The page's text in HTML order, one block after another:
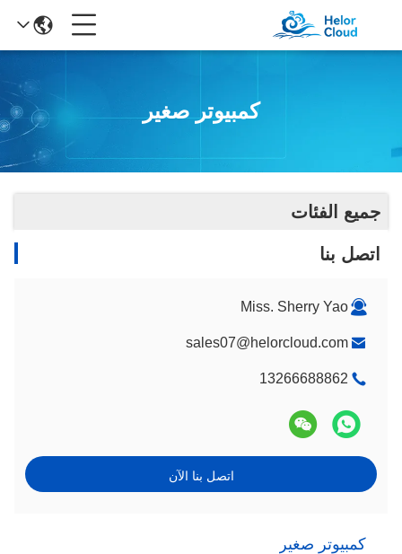
كمبيوتر صغير
جميع الفئات
اتصل بنا
Miss. Sherry Yao
sales07@helorcloud.com
13266688862
اتصل بنا الآن
كمبيوتر صغير